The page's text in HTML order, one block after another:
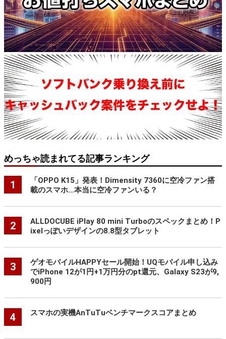
めっちゃ読まれてる記事ランキング
1
「OPPO K15」発表！Dimensity 7360に空冷ファン搭
載のスマホ…本当に空冷ファンいる？
2
ALLDOCUBE iPlay 80 mini Turboのスペックまとめ！P
ixelっぽいデザインの8.8型タブレット
3
ゲオモバイルHAPPYセール開始！UQモバイル申し込み
でiPhone 12が1円+1万円分のpt還元、Galaxy S23が9,
900円
4 スマホの実機AnTuTuベンチマークスコアまとめ